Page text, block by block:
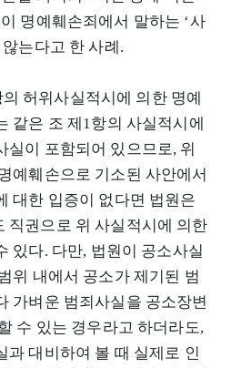
명예훼손죄에서 말하는 ‘사
는다고 한 사례.
허위사실적시에 의한 명예
같은 조 제1항의 사실적시에
실이 포함되어 있으므로, 위
예훼손으로 기소된 사안에서
대한 입증이 없다면 법원은
직권으로 위 사실적시에 의한
있다. 다만, 법원이 공소사실
위 내에서 공소가 제기된 범
가벼운 범죄사실을 공소장변
수 있는 경우라고 하더라도,
과 대비하여 볼 때 실제로 인